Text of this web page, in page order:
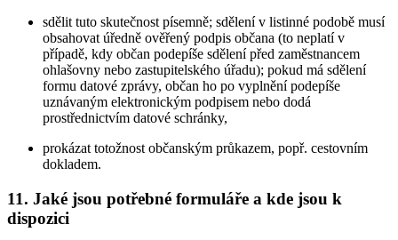
sdělit tuto skutečnost písemně; sdělení v listinné podobě musí
obsahovat úředně ověřený podpis občana (to neplatí v
případě, kdy občan podepíše sdělení před zaměstnancem
ohlašovny nebo zastupitelského úřadu); pokud má sdělení
formu datové zprávy, občan ho po vyplnění podepíše
uznávaným elektronickým podpisem nebo dodá
prostřednictvím datové schránky,
prokázat totožnost občanským průkazem, popř. cestovním
dokladem.
11. Jaké jsou potřebné formuláře a kde jsou k
dispozici